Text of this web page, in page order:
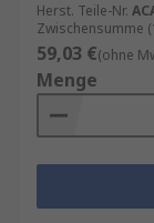
Herst. Teile-Nr.
Zwischensumme
59,03 €(ohne
Menge